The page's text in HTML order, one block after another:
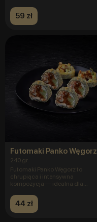
59 zł
Futomaki Panko Węgorz
240 gr.
Futomaki Panko Węgorz to
chrupiąca i intensywna
kompozycja — idealna dla
44 zł